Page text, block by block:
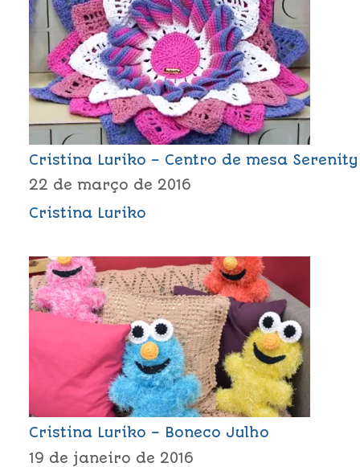
Cristina Luriko – Centro de mesa Serenity
22 de março de 2016
Cristina Luriko
Cristina Luriko – Boneco Julho
19 de janeiro de 2016